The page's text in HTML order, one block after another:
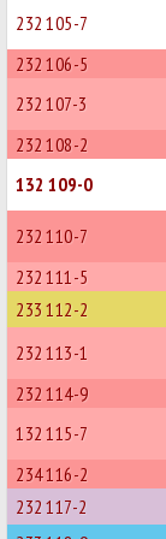
232 105-7
232 106-5
232 107-3
232 108-2
132 109-0
232 110-7
232 111-5
233 112-2
232 113-1
232 114-9
132 115-7
234 116-2
232 117-2